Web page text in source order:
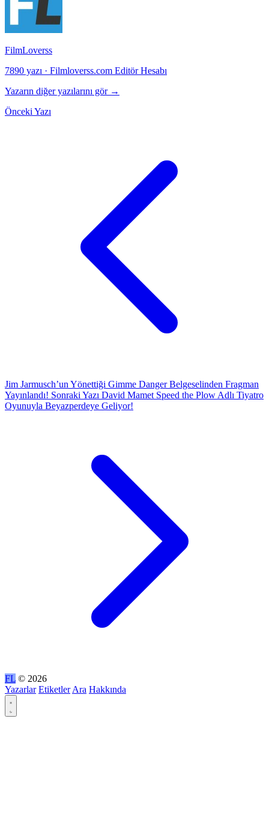
FilmLoverss
7890 yazı · Filmloverss.com Editör Hesabı
Yazarın diğer yazılarını gör →
Önceki Yazı
Jim Jarmusch’un Yönettiği Gimme Danger Belgeselinden Fragman
Yayınlandı! Sonraki Yazı David Mamet Speed the Plow Adlı Tiyatro
Oyunuyla Beyazperdeye Geliyor!
FL © 2026
Yazarlar Etiketler Ara Hakkında